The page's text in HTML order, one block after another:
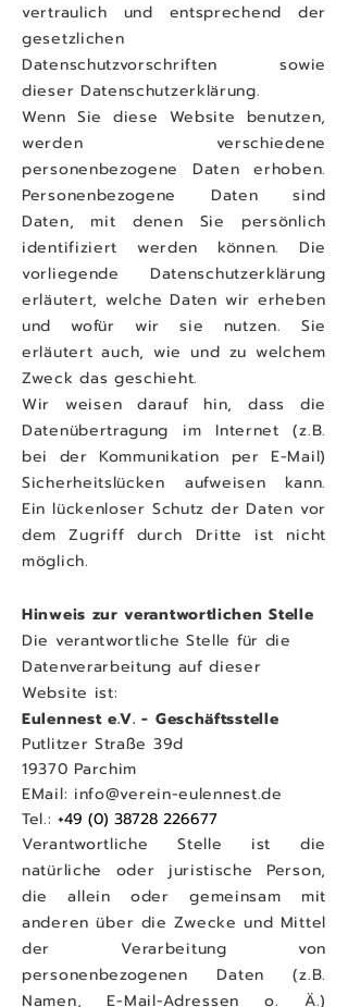
vertraulich und entsprechend der
gesetzlichen
Datenschutzvorschriften sowie
dieser Datenschutzerklärung.
Wenn Sie diese Website benutzen,
werden verschiedene
personenbezogene Daten erhoben.
Personenbezogene Daten sind
Daten, mit denen Sie persönlich
identifiziert werden können. Die
vorliegende Datenschutzerklärung
erläutert, welche Daten wir erheben
und wofür wir sie nutzen. Sie
erläutert auch, wie und zu welchem
Zweck das geschieht.
Wir weisen darauf hin, dass die
Datenübertragung im Internet (z.B.
bei der Kommunikation per E-Mail)
Sicherheitslücken aufweisen kann.
Ein lückenloser Schutz der Daten vor
dem Zugriff durch Dritte ist nicht
möglich.
Hinweis zur verantwortlichen Stelle
Die verantwortliche Stelle für die
Datenverarbeitung auf dieser
Website ist:
Eulennest e.V. - Geschäftsstelle
Putlitzer Straße 39d
19370 Parchim
EMail: info@verein-eulennest.de
Tel.:+49 (0) 38728 226677
Verantwortliche Stelle ist die
natürliche oder juristische Person,
die allein oder gemeinsam mit
anderen über die Zwecke und Mittel
der Verarbeitung von
personenbezogenen Daten (z.B.
Namen, E-Mail-Adressen o. Ä.)